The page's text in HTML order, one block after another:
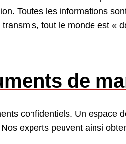
Toutes les informations
tout le monde est «
de
confidentiels. Un espace
Nos experts peuvent ainsi